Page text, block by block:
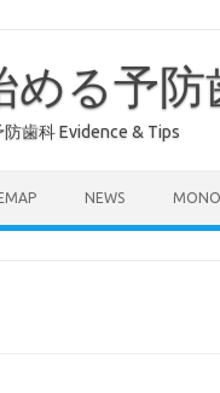
める予防
歯科 Evidence & Tips
NEWS